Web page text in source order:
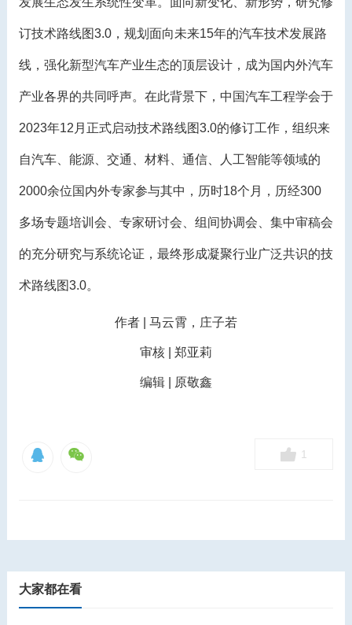
订技术路线图3.0，规划面向未来15年的汽车技术发展路
线，强化新型汽车产业生态的顶层设计，成为国内外汽车
产业各界的共同呼声。在此背景下，中国汽车工程学会于
2023年12月正式启动技术路线图3.0的修订工作，组织来
自汽车、能源、交通、材料、通信、人工智能等领域的
2000余位国内外专家参与其中，历时18个月，历经300
多场专题培训会、专家研讨会、组间协调会、集中审稿会
的充分研究与系统论证，最终形成凝聚行业广泛共识的技
术路线图3.0。
作者 | 马云霄，庄子若
审核 | 郑亚莉
编辑 | 原敬鑫
1
大家都在看